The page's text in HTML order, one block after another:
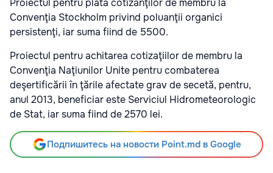
Proiectul pentru plata cotizanţilor de membru la
Convenţia Stockholm privind poluanţii organici
persistenţi, iar suma fiind de 5500.
Proiectul pentru achitarea cotizaţiilor de membru la
Convenţia Naţiunilor Unite pentru combaterea
deşertificării în ţările afectate grav de secetă, pentru,
anul 2013, beneficiar este Serviciul Hidrometeorologic
de Stat, iar suma fiind de 2570 lei.
Подпишитесь на новости Point.md в Google